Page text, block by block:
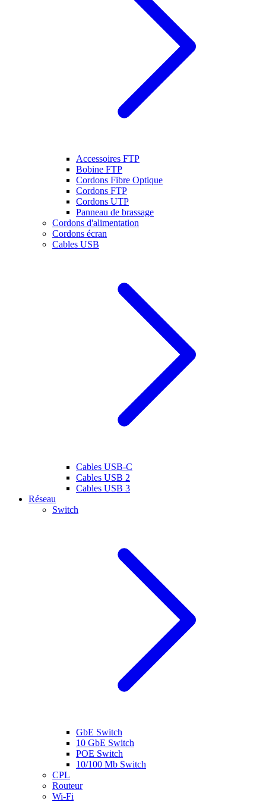
Accessoires FTP
Bobine FTP
Cordons Fibre Optique
Cordons FTP
Cordons UTP
Panneau de brassage
Cordons d'alimentation
Cordons écran
Cables USB
Cables USB-C
Cables USB 2
Cables USB 3
Réseau
Switch
GbE Switch
10 GbE Switch
POE Switch
10/100 Mb Switch
CPL
Routeur
Wi-Fi